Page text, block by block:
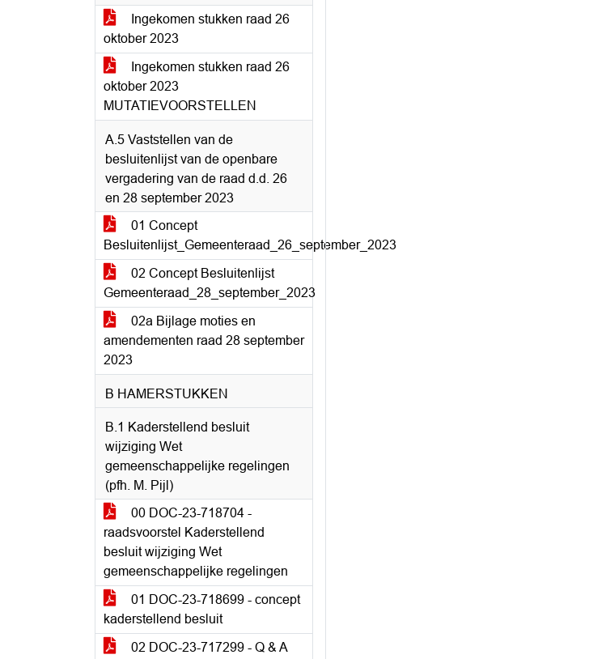
Ingekomen stukken raad 26
oktober 2023
Ingekomen stukken raad 26
oktober 2023
MUTATIEVOORSTELLEN
A.5 Vaststellen van de
besluitenlijst van de openbare
vergadering van de raad d.d. 26
en 28 september 2023
01 Concept
Besluitenlijst_Gemeenteraad_26_september_2023
02 Concept Besluitenlijst
Gemeenteraad_28_september_2023
02a Bijlage moties en
amendementen raad 28 september
2023
B HAMERSTUKKEN
B.1 Kaderstellend besluit
wijziging Wet
gemeenschappelijke regelingen
(pfh. M. Pijl)
00 DOC-23-718704 -
raadsvoorstel Kaderstellend
besluit wijziging Wet
gemeenschappelijke regelingen
01 DOC-23-718699 - concept
kaderstellend besluit
02 DOC-23-717299 - Q & A